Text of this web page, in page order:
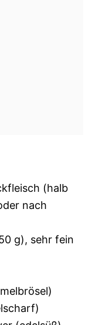
(halb
nach
g), sehr fein